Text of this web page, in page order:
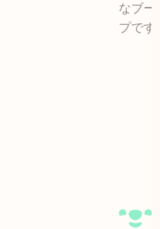
なブー
プです